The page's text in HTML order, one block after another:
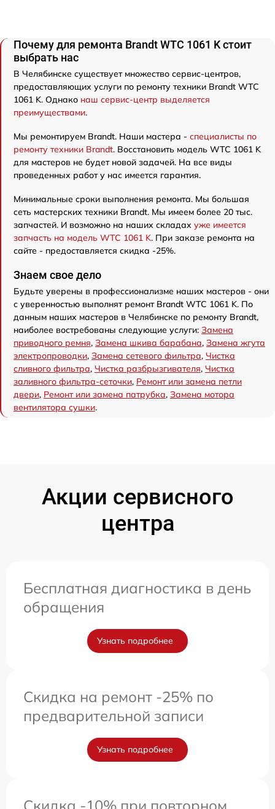
Почему для ремонта Brandt WTC 1061 K стоит
выбрать нас
В Челябинске существует множество сервис-центров,
предоставляющих услуги по ремонту техники Brandt WTC
1061 K. Однако наш сервис-центр выделяется
преимуществами.
Мы ремонтируем Brandt. Наши мастера - специалисты по
ремонту техники Brandt. Восстановить модель WTC 1061 K
для мастеров не будет новой задачей. На все виды
проведенных работ у нас имеется гарантия.
Минимальные сроки выполнения ремонта. Мы большая
сеть мастерских техники Brandt. Мы имеем более 20 тыс.
запчастей. И возможно на наших складах уже имеется
запчасть на модель WTC 1061 K. При заказе ремонта на
сайте - предоставляется скидка -25%.
Знаем свое дело
Будьте уверены в профессионализме наших мастеров - они
с уверенностью выполнят ремонт Brandt WTC 1061 K. По
данным наших мастеров в Челябинске по ремонту Brandt,
наиболее востребованы следующие услуги: Замена
приводного ремня, Замена шкива барабана, Замена жгута
электропроводки, Замена сетевого фильтра, Чистка
сливного фильтра, Чистка разбрызгивателя, Чистка
заливного фильтра-сеточки, Ремонт или замена петли
двери, Ремонт или замена патрубка, Замена мотора
вентилятора сушки.
Акции сервисного
центра
Бесплатная диагностика в день
обращения
Узнать подробнее
Скидка на ремонт -25% по
предварительной записи
Узнать подробнее
Скидка -10% при повторном